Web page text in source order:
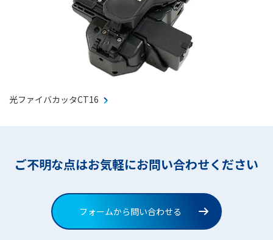
光ファイバカッタCT16
ご不明な点はお気軽にお問い合わせください
フォームから問い合わせる